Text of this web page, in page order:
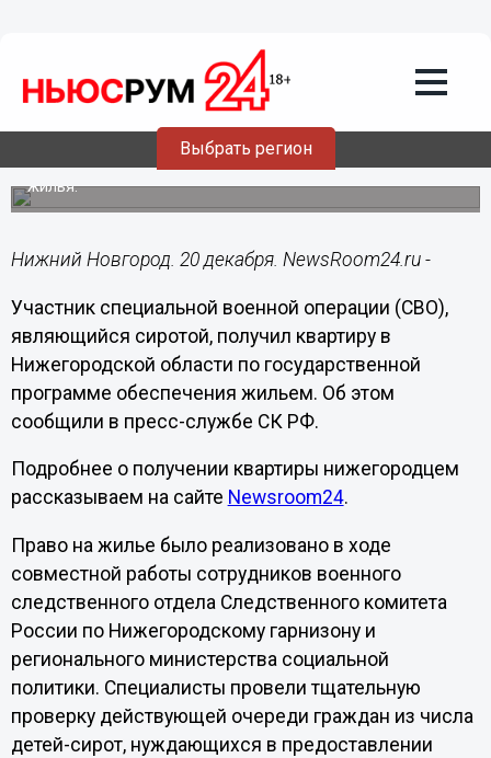
Выбрать регион
Участник СВО в Нижегородской
области получил квартиру по
программе для сирот
После проверки документов мужчине вручили ключи от
жилья.
Нижний Новгород. 20 декабря. NewsRoom24.ru -
Участник специальной военной операции (СВО),
являющийся сиротой, получил квартиру в
Нижегородской области по государственной
программе обеспечения жильем. Об этом
сообщили в пресс-службе СК РФ.
Подробнее о получении квартиры нижегородцем
рассказываем на сайте Newsroom24.
Право на жилье было реализовано в ходе
совместной работы сотрудников военного
следственного отдела Следственного комитета
России по Нижегородскому гарнизону и
регионального министерства социальной
политики. Специалисты провели тщательную
проверку действующей очереди граждан из числа
детей-сирот, нуждающихся в предоставлении